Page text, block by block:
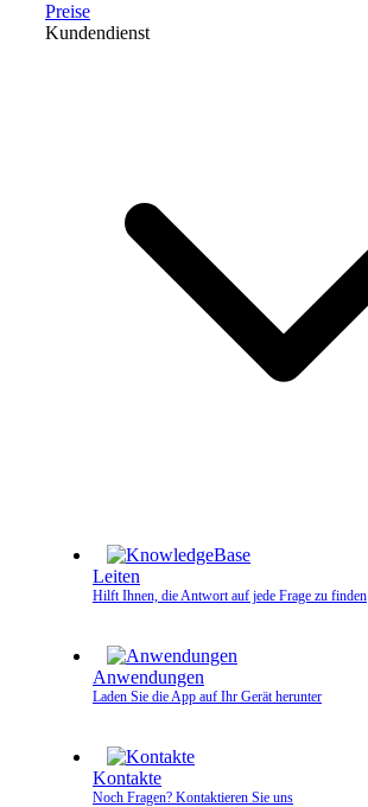
Preise
Kundendienst
Leiten
Hilft Ihnen, die Antwort auf jede Frage zu finden
Anwendungen
Laden Sie die App auf Ihr Gerät herunter
Kontakte
Noch Fragen? Kontaktieren Sie uns